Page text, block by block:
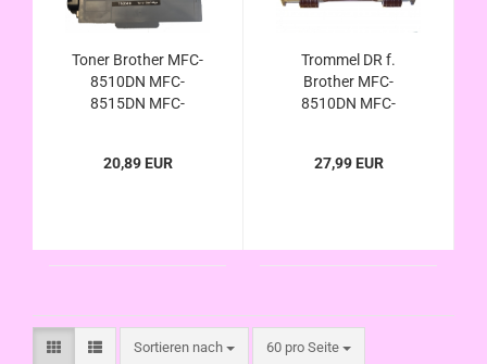
Toner Brother MFC-
8510DN MFC-
8515DN MFC-
8810DW MFC-
8950DW kompa. TN-
20,89 EUR
Trommel DR f.
Brother MFC-
8510DN MFC-
8710DW MFC-
8950DWT MFC-
27,99 EUR
Sortieren nach
Sortieren nach 60 pro Seite
pro Seite